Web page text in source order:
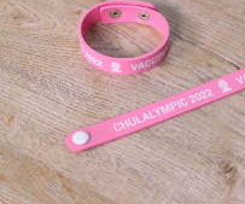
Read more